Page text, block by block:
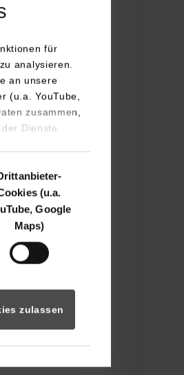
für
analysieren.
an unsere
(u.a. YouTube,
zusammen,
Dienste
(u.a.
Google
Maps)
zulassen
Bildung und
Ministerium für
bei der
Neben der
dem Verbund an:
FH Savonia
Arts, Science
of Advanced